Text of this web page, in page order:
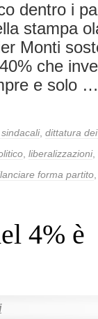
dentro i
stampa
Monti
che
e solo
, dittatura
liberalizzazioni,
forma partito
4% è